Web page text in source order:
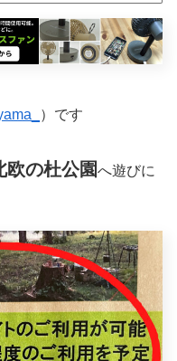
）です
欧の杜公園へ遊びに